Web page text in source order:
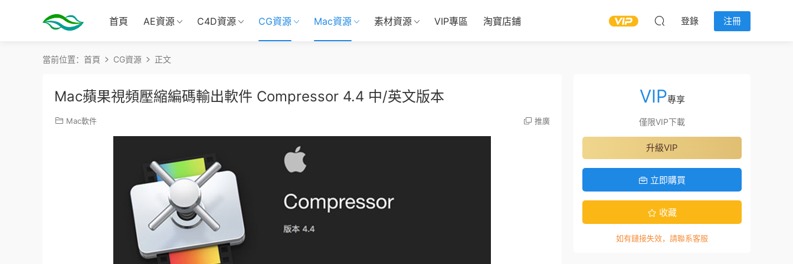
首頁 AE資源 C4D資源 CG資源 Mac資源 素材資源 VIP專區 淘寶店鋪 登錄 注冊
當前位置： 首頁 CG資源 正文
Mac蘋果視頻壓縮編碼輸出軟件 Compressor 4.4 中/英文版本
Mac軟件 推廣
VIP專享
僅限VIP下載
升級VIP
立即購買
收藏
如有鏈接失效，請聯系客服